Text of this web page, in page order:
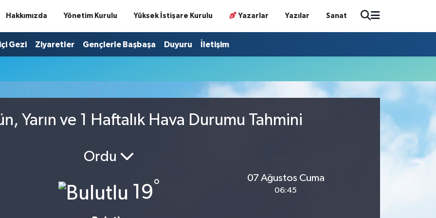
Hakkımızda Yönetim Kurulu Yüksek İstişare Kurulu Yazarlar Yazılar Sanat
Gezi Ziyaretler Gençlerle Başbaşa Duyuru İletişim
Yarın ve 1 Haftalık Hava Durumu Tahmini
Ordu
19°
07 Ağustos Cuma
06:45